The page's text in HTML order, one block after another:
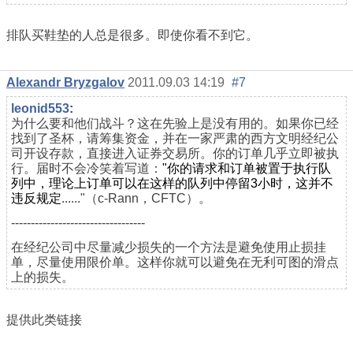
排队买鞋垫的人总是很多。即使你看不到它。
Alexandr Bryzgalov 2011.09.03 14:19 #7
leonid553:
为什么要和他们战斗？这在先验上是没有用的。如果你已经
找到了圣杯，请筹集资金，并在一家严肃的西方文明经纪公
司开设存款，直接进入证券交易所。你的订单几乎立即被执
行。届时不会冷笑着写道： "你的请求和订单被置于执行队
列中，理论上订单可以在这样的队列中停留3小时，这并不
违反规定......"（c-Rann，CFTC）。
----------------------------------
在经纪公司中尽量减少损失的一个方法是避免使用止损挂
单，尽量使用限价单。这样你就可以避免在无利可图的滑点
上的损失。
提供此类链接